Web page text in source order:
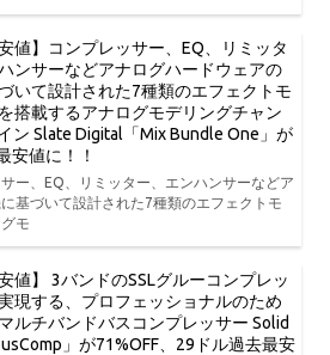
安値】コンプレッサー、EQ、リミッタ
ンサーなどアナログハードウェアの
いて設計された7種類のエフェクトモ
搭載するアナログモデリングチャン
ン Slate Digital「Mix Bundle One」が
安値に！！
ー、EQ、リミッター、エンハンサーなどア
基づいて設計された7種類のエフェクトモ
モ
値】 3バンドのSSLグルーコンプレッ
現する、プロフェッショナルのため
ルチバンドバスコンプレッサー Solid
」が71%OFF、29ドル過去最安